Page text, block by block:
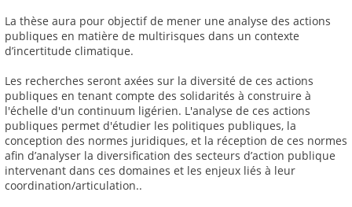
La thèse aura pour objectif de mener une analyse des actions
publiques en matière de multirisques dans un contexte
d’incertitude climatique.
Les recherches seront axées sur la diversité de ces actions
publiques en tenant compte des solidarités à construire à
l'échelle d'un continuum ligérien. L'analyse de ces actions
publiques permet d'étudier les politiques publiques, la
conception des normes juridiques, et la réception de ces normes
afin d’analyser la diversification des secteurs d’action publique
intervenant dans ces domaines et les enjeux liés à leur
coordination/articulation..